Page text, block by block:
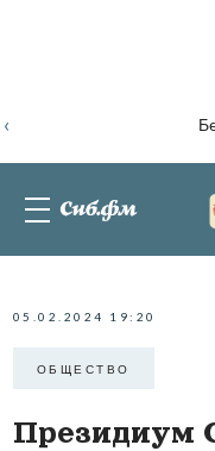
‹
05.02.2024 19:20
ОБЩЕСТВО
Президиум